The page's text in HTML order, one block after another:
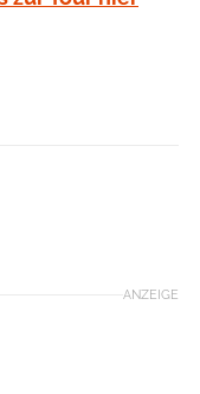
ANZEIGE